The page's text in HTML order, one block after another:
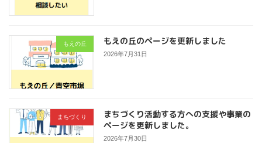
もえの丘 もえの丘のページを更新しました
2026年7月31日
まちづくり
まちづくり活動する方への支援や事業の
ページを更新しました。
2026年7月30日